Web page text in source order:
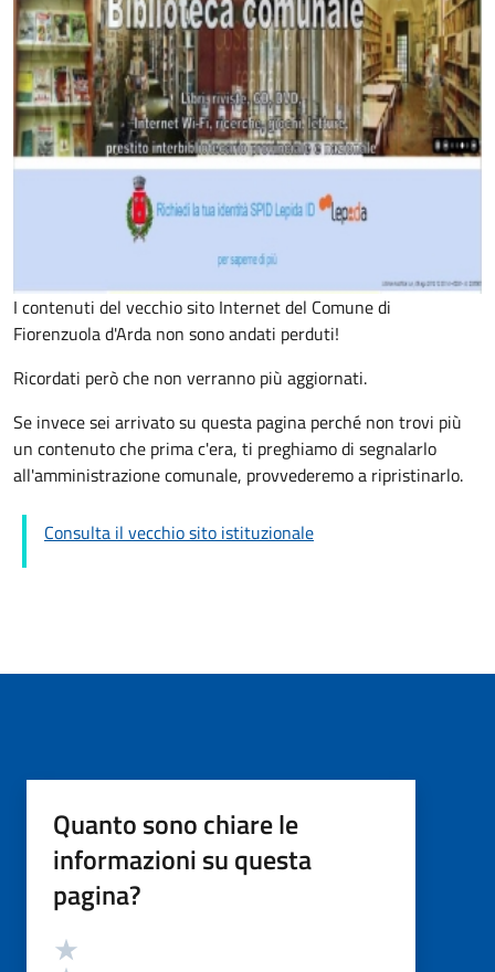
I contenuti del vecchio sito Internet del Comune di
Fiorenzuola d'Arda non sono andati perduti!
Ricordati però che non verranno più aggiornati.
Se invece sei arrivato su questa pagina perché non trovi più
un contenuto che prima c'era, ti preghiamo di segnalarlo
all'amministrazione comunale, provvederemo a ripristinarlo.
Consulta il vecchio sito istituzionale
Quanto sono chiare le
informazioni su questa
pagina?
Valutazione